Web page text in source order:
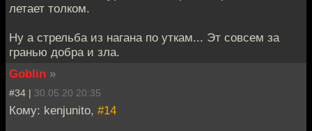
летает толком.
Ну а стрельба из нагана по уткам... Эт совсем за
гранью добра и зла.
Goblin »
#34 | 30.05.20 20:35
Кому: kenjunito, #14